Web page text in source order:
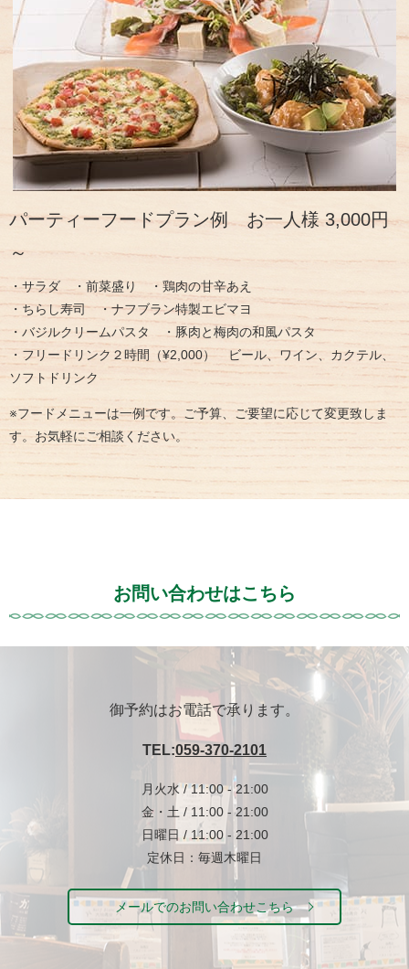
パーティーフードプラン例 お一人様 3,000円
～
・サラダ ・前菜盛り ・鶏肉の甘辛あえ
・ちらし寿司 ・ナフブラン特製エビマヨ
・バジルクリームパスタ ・豚肉と梅肉の和風パスタ
・フリードリンク２時間（¥2,000） ビール、ワイン、カクテル、
ソフトドリンク
※フードメニューは一例です。ご予算、ご要望に応じて変更致しま
す。お気軽にご相談ください。
お問い合わせはこちら
御予約はお電話で承ります。
TEL:059-370-2101
月火水 / 11:00 - 21:00
金・土 / 11:00 - 21:00
日曜日 / 11:00 - 21:00
定休日：毎週木曜日
メールでのお問い合わせこちら